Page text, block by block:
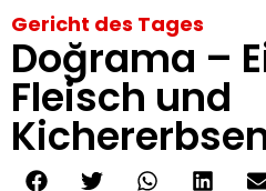
Gericht des Tages
Doğrama –
Fleisch und